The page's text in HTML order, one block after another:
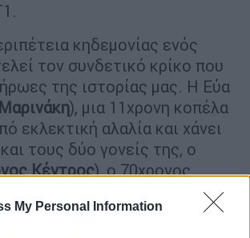
My Personal Information
κηδεμονίας ενός
τον συνδετικό κρίκο που
της ιστορίας μας. H Εύα
), μια 11χρονη κοπέλα
εκλεκτική αλαλία και χάνει
τους δύο γονείς της, ο
Κέντρος), ο 70χρονος
επιμέλειά της, η Μαρίνα